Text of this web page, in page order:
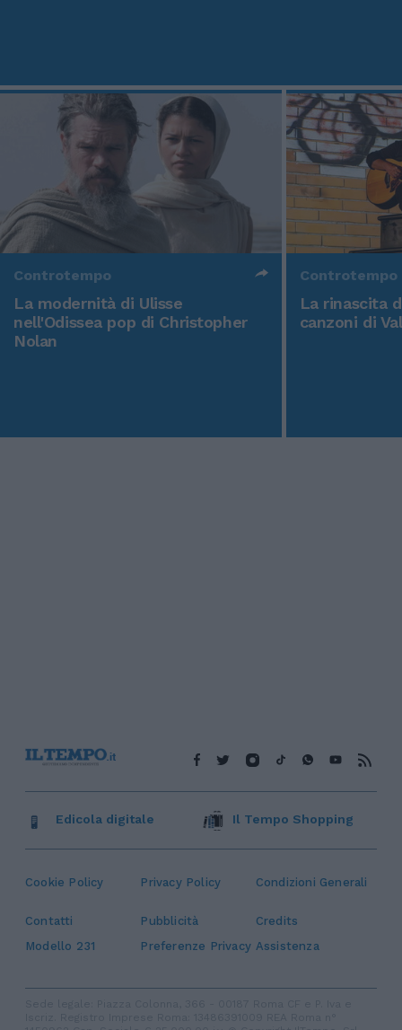
Controtempo
La modernità di Ulisse
nell'Odissea pop di Christopher
Nolan
Controtempo
La rinascita
canzoni di
Cookie Policy Privacy Policy Condizioni Generali
Contatti Pubblicità
Credits
Modello 231
Preferenze Privacy Assistenza
Edicola digitale Il Tempo Shopping